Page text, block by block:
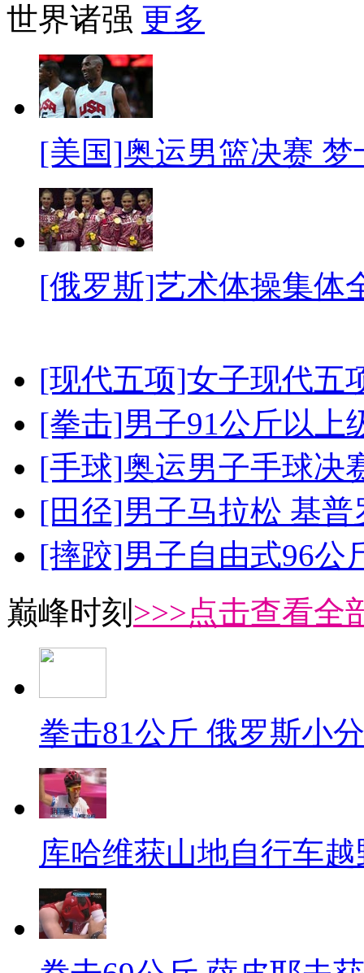
世界诸强 更多
[美国]奥运男篮决赛
[俄罗斯]艺术体操集体
[现代五项]女子现代五
[拳击]男子91公斤以上
[手球]奥运男子手球决
[田径]男子马拉松 基
[摔跤]男子自由式96公
巅峰时刻 >>>点击查看全
拳击81公斤 俄罗斯小
库哈维获山地自行车